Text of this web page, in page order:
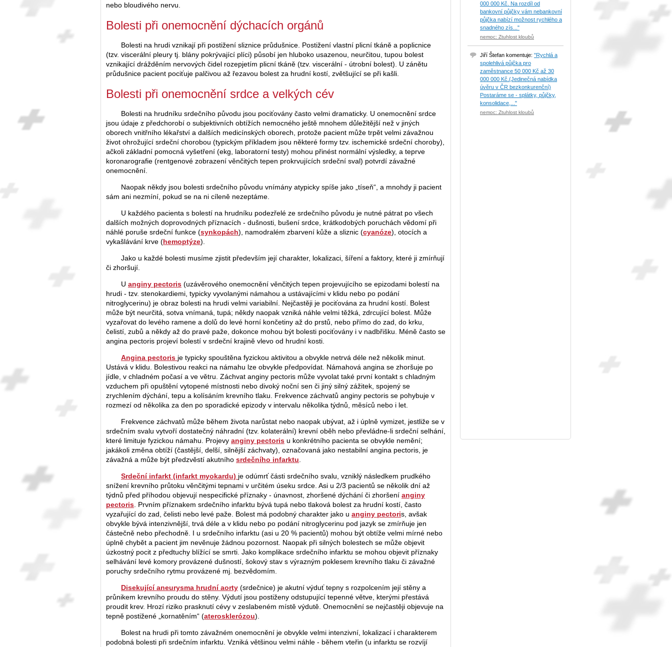
nebo bloudivého nervu.
Bolesti při onemocnění dýchacích orgánů
Bolesti na hrudi vznikají při postižení sliznice průdušnice. Postižení vlastní plicní tkáně a poplicnice
(tzv. viscerální pleury tj. blány pokrývající plíci) působí jen hluboko usazenou, neurčitou, tupou bolest
vznikající drážděním nervových čidel rozepjetím plicní tkáně (tzv. viscerální - útrobní bolest). U zánětu
průdušnice pacient pociťuje palčivou až řezavou bolest za hrudní kostí, zvětšující se při kašli.
Bolesti při onemocnění srdce a velkých cév
Bolesti na hrudníku srdečního původu jsou pociťovány často velmi dramaticky. U onemocnění srdce
jsou údaje z předchorobí o subjektivních obtížích nemocného ještě mnohem důležitější než v jiných
oborech vnitřního lékařství a dalších medicínských oborech, protože pacient může trpět velmi závažnou
život ohrožující srdeční chorobou (typickým příkladem jsou některé formy tzv. ischemické srdeční choroby),
ačkoli základní pomocná vyšetření (ekg, laboratorní testy) mohou přinést normální výsledky, a teprve
koronarografie (rentgenové zobrazení věnčitých tepen prokrvujících srdeční sval) potvrdí závažné
onemocnění.
Naopak někdy jsou bolesti srdečního původu vnímány atypicky spíše jako „tíseň“, a mnohdy ji pacient
sám ani nezmíní, pokud se na ni cíleně nezeptáme.
U každého pacienta s bolestí na hrudníku podezřelé ze srdečního původu je nutné pátrat po všech
dalších možných doprovodných příznacích - dušnosti, bušení srdce, krátkodobých poruchách vědomí při
náhlé poruše srdeční funkce (synkopách), namodralém zbarvení kůže a sliznic (cyanóze), otocích a
vykašlávání krve (hemoptýze).
Jako u každé bolesti musíme zjistit především její charakter, lokalizaci, šíření a faktory, které ji zmírňují
či zhoršují.
U anginy pectoris (uzávěrového onemocnění věnčitých tepen projevujícího se epizodami bolestí na
hrudi - tzv. stenokardiemi, typicky vyvolanými námahou a ustávajícími v klidu nebo po podání
nitroglycerinu) je obraz bolesti na hrudi velmi variabilní. Nejčastěji je pociťována za hrudní kostí. Bolest
může být neurčitá, sotva vnímaná, tupá; někdy naopak vzniká náhle velmi těžká, zdrcující bolest. Může
vyzařovat do levého ramene a dolů do levé horní končetiny až do prstů, nebo přímo do zad, do krku,
čelistí, zubů a někdy až do pravé paže, dokonce mohou být bolesti pociťovány i v nadbřišku. Méně často se
angina pectoris projeví bolestí v srdeční krajině vlevo od hrudní kosti.
Angina pectoris je typicky spouštěna fyzickou aktivitou a obvykle netrvá déle než několik minut.
Ustává v klidu. Bolestivou reakci na námahu lze obvykle předpovídat. Námahová angina se zhoršuje po
jídle, v chladném počasí a ve větru. Záchvat anginy pectoris může vyvolat také první kontakt s chladným
vzduchem při opuštění vytopené místnosti nebo divoký noční sen či jiný silný zážitek, spojený se
zrychlením dýchání, tepu a kolísáním krevního tlaku. Frekvence záchvatů anginy pectoris se pohybuje v
rozmezí od několika za den po sporadické epizody v intervalu několika týdnů, měsíců nebo i let.
Frekvence záchvatů může během života narůstat nebo naopak ubývat, až i úplně vymizet, jestliže se v
srdečním svalu vytvoří dostatečný náhradní (tzv. kolaterální) krevní oběh nebo převládne-li srdeční selhání,
které limituje fyzickou námahu. Projevy anginy pectoris u konkrétního pacienta se obvykle nemění;
jakákoli změna obtíží (častější, delší, silnější záchvaty), označovaná jako nestabilní angina pectoris, je
závažná a může být předzvěstí akutního srdečního infarktu
Srdeční infarkt (infarkt myokardu) je odúmrť části srdečního svalu, vzniklý následkem prudkého
snížení krevního průtoku věnčitými tepnami v určitém úseku srdce. Asi u 2/3 pacientů se několik dní až
týdnů před příhodou objevují nespecifické příznaky - únavnost, zhoršené dýchání či zhoršení anginy
pectoris . Prvním příznakem srdečního infarktu bývá tupá nebo tlaková bolest za hrudní kostí, často
vyzařující do zad, čelisti nebo levé paže. Bolest má podobný charakter jako u anginy pectoris, avšak
obvykle bývá intenzivnější, trvá déle a v klidu nebo po podání nitroglycerinu pod jazyk se zmírňuje jen
částečně nebo přechodně. I u srdečního infarktu (asi u 20 % pacientů) mohou být obtíže velmi mírné nebo
úplně chybět a pacient jim nevěnuje žádnou pozornost. Naopak při silných bolestech se může objevit
úzkostný pocit z předtuchy blížící se smrti. Jako komplikace srdečního infarktu se mohou objevit příznaky
selhávání levé komory provázené dušností, šokový stav s výrazným poklesem krevního tlaku či závažné
poruchy srdečního rytmu provázené mj. bezvědomím.
Disekující aneurysma hrudní aorty (srdečnice) je akutní výduť tepny s rozpolcením její stěny a
průnikem krevního proudu do stěny. Výdutí jsou postiženy odstupující tepenné větve, kterými přestává
proudit krev. Hrozí riziko prasknutí cévy v zeslabeném místě výdutě. Onemocnění se nejčastěji objevuje na
tepně postižené „kornatěním“ (aterosklerózou).
Bolest na hrudi při tomto závažném onemocnění je obvykle velmi intenzivní, lokalizací i charakterem
podobná bolesti při srdečním infarktu. Vzniká většinou velmi náhle - během vteřin (u infarktu se rozvíjí
000 000 Kč. Na rozdíl od
bankovní půjčky vám nebankovní
půjčka nabízí možnost rychlého a
snadného zís..."
nemoc: Ztuhlost kloubů
Jiří Štefan komentuje: "Rychlá a
spolehlivá půjčka pro
zaměstnance 50 000 Kč až 30
000 000 Kč.(Jedinečná nabídka
úvěru v ČR bezkonkurenční)
Postaráme se - splátky, půjčky,
konsolidace,..."
nemoc: Ztuhlost kloubů